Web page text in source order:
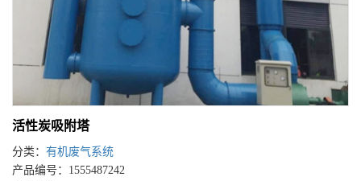
活性炭吸附塔
分类： 有机废气系统
产品编号：1555487242